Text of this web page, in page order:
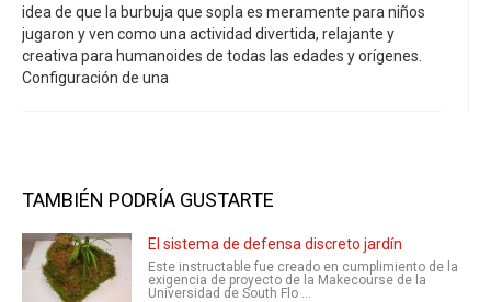
idea de que la burbuja que sopla es meramente para niños
jugaron y ven como una actividad divertida, relajante y
creativa para humanoides de todas las edades y orígenes.
Configuración de una
TAMBIÉN PODRÍA GUSTARTE
El sistema de defensa discreto jardín
Este instructable fue creado en cumplimiento de la
exigencia de proyecto de la Makecourse de la
Universidad de South Flo ...